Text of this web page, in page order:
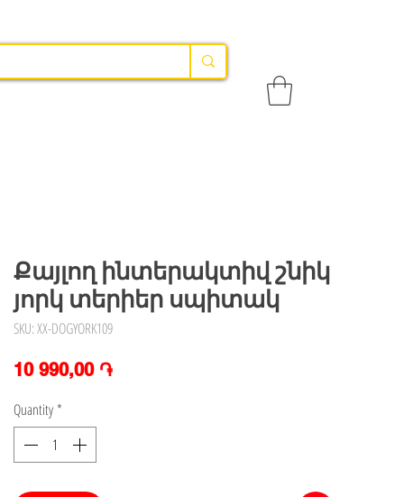
Քայլող ինտերակտիվ շնիկ
յորկ տերիեր սպիտակ
SKU: XX-DOGYORK109
10 990,00 ֏Price
Quantity *